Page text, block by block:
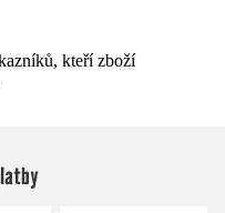
kteří zboží